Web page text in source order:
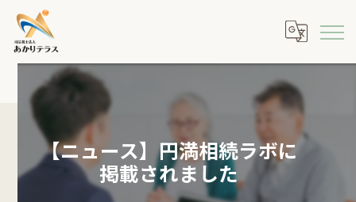
【ニュース】円満相続ラボに
掲載されました